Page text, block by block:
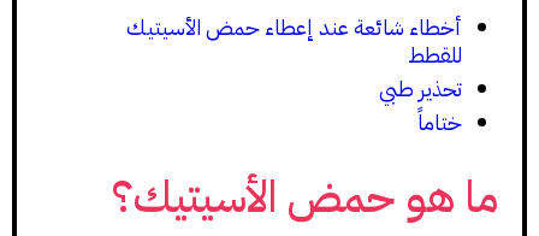
أخطاء شائعة عند إعطاء حمض الأسيتيك
للقطط
تحذير طبي
ختاماً
ما هو حمض الأسيتيك؟